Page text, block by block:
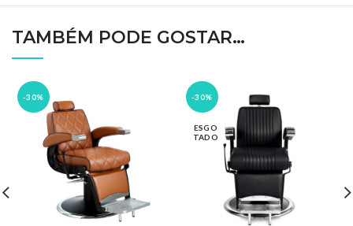
TAMBÉM PODE GOSTAR…
-30% -30%
ESGO
TADO